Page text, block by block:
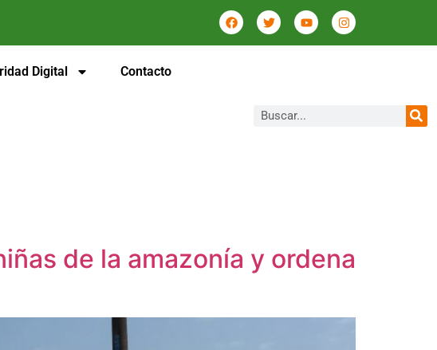
Digital Contacto
de la amazonía y ordena